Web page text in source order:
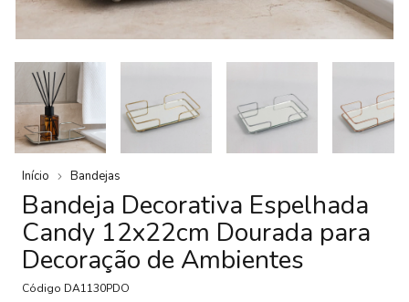
Início Bandejas
Bandeja Decorativa Espelhada
Candy 12x22cm Dourada para
Decoração de Ambientes
Código DA1130PDO